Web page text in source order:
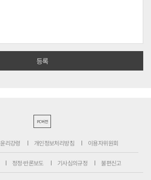
PC버전
윤리강령 개인정보처리방침 이용자위원회
정정·반론보도 기사심의규정 불편신고